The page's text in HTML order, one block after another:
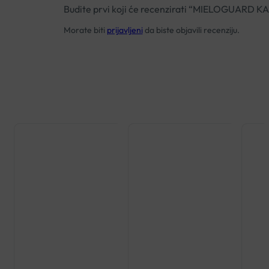
Budite prvi koji će recenzirati “MIELOGUARD
Morate biti prijavljeni da biste objavili recenziju.